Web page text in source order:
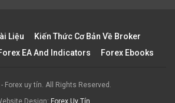
Liệu
Kiến Thức Cơ Bản Về Broker
EA And Indicators Forex Ebooks
Forex uy tín. All Rights Reserved.
Design: Forex Uy Tín